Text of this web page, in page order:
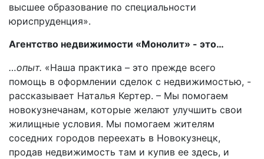
высшее образование по специальности
юриспруденция».
Агентство недвижимости «Монолит» - это…
…опыт. «Наша практика – это прежде всего
помощь в оформлении сделок с недвижимостью, -
рассказывает Наталья Кертер. – Мы помогаем
новокузнечанам, которые желают улучшить свои
жилищные условия. Мы помогаем жителям
соседних городов переехать в Новокузнецк,
продав недвижимость там и купив ее здесь, и